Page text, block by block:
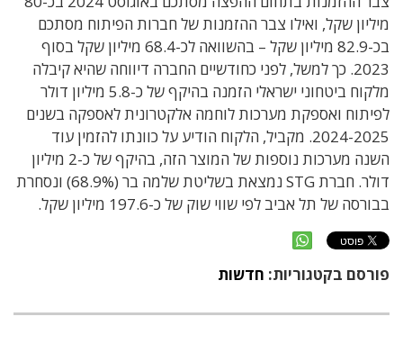
מיליון שקל, ואילו צבר ההזמנות של חברות הפיתוח מסתכם
בכ-82.9 מיליון שקל – בהשוואה לכ-68.4 מיליון שקל בסוף
2023. כך למשל, לפני כחודשיים החברה דיווחה שהיא קיבלה
מלקוח ביטחוני ישראלי הזמנה בהיקף של כ-5.8 מיליון דולר
לפיתוח ואספקת מערכות לוחמה אלקטרונית לאספקה בשנים
2024-2025. מקביל, הלקוח הודיע על כוונתו להזמין עוד
השנה מערכות נוספות של המוצר הזה, בהיקף של כ-2 מיליון
דולר. חברת STG נמצאת בשליטת שלמה בר (68.9%) ונסחרת
בבורסה של תל אביב לפי שווי שוק של כ-197.6 מיליון שקל.
פורסם בקטגוריות: חדשות